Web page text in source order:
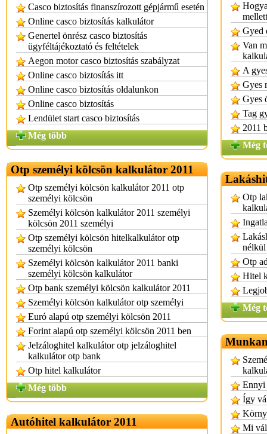
Casco biztosítás finanszírozott gépjármű esetén
Online casco biztosítás kalkulátor
Genertel önrész casco biztosítás
ügyféltájékoztató és feltételek
Aegon motor casco biztosítás szabályzat
Online casco biztosítás itt
Online casco biztosítás oldalunkon
Online casco biztosítás
Lendület start casco biztosítás
Még több
Otp személyi kölcsön kalkulátor 2011
Otp személyi kölcsön kalkulátor 2011 otp
személyi kölcsön
Személyi kölcsön kalkulátor 2011 személyi
kölcsön 2011 személyi
Otp személyi kölcsön hitelkalkulátor otp
személyi kölcsön
Személyi kölcsön kalkulátor 2011 banki
személyi kölcsön kalkulátor
Otp bank személyi kölcsön kalkulátor 2011
Személyi kölcsön kalkulátor otp személyi
Euró alapú otp személyi kölcsön 2011
Forint alapú otp személyi kölcsön 2011 ben
Jelzáloghitel kalkulátor otp jelzáloghitel
kalkulátor otp bank
Otp hitel kalkulátor
Még több
Autóhitel kalkulátor 2011
mellett
Gyed
Van
A
Gyes
Gyes
Tag
2011
Még
Otp
Otp
Hitel
Még
Ennyi
Így
Mi